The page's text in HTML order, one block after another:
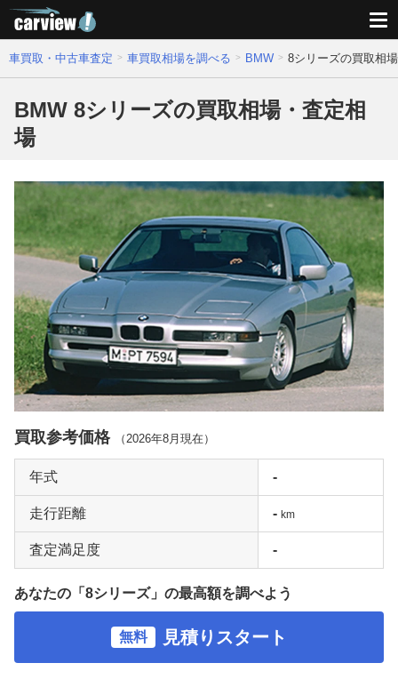
車買取・中古車査定 車買取相場を調べる BMW 8シリーズの買取相
BMW 8シリーズの買取相場・査定相
場
買取参考価格 （ 2026年8月 現在）
年式 -
走行距離 - km
査定満足度 -
あなたの「8シリーズ」の最高額を調べよう
無料 見積りスタート